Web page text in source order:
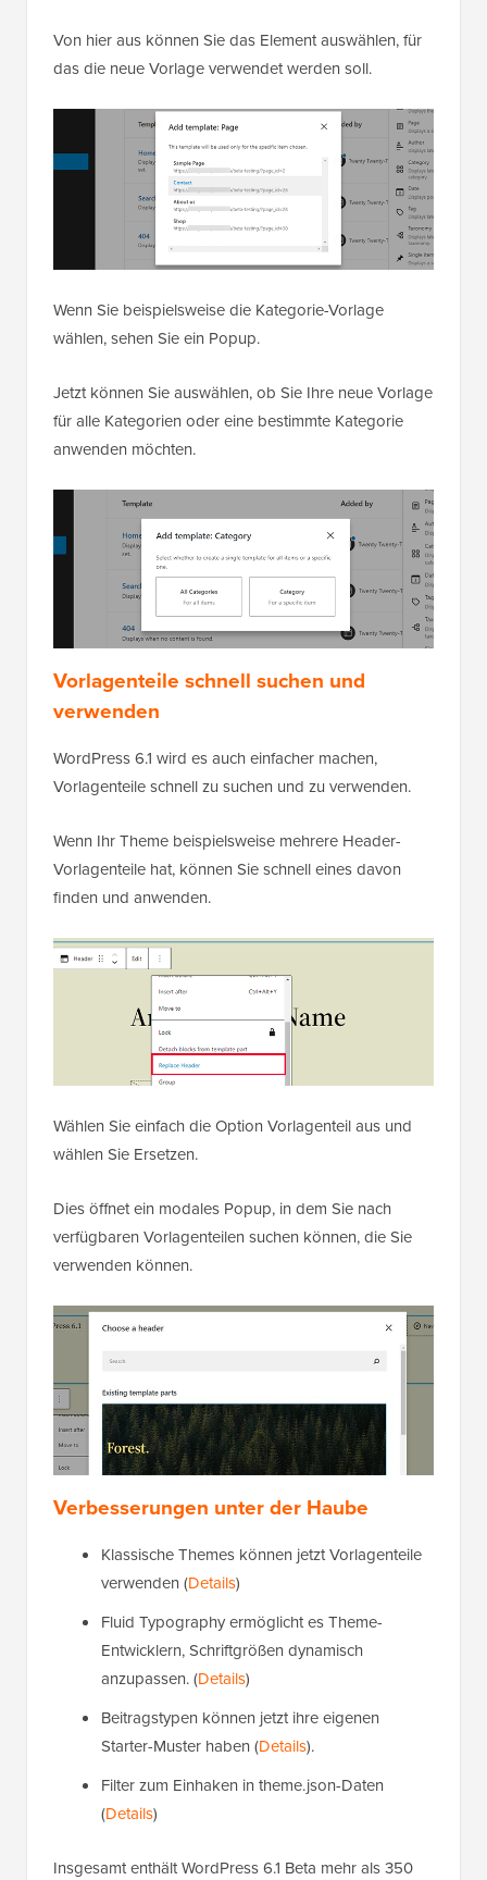
Von hier aus können Sie das Element auswählen, für
das die neue Vorlage verwendet werden soll.
Wenn Sie beispielsweise die Kategorie-Vorlage
wählen, sehen Sie ein Popup.
Jetzt können Sie auswählen, ob Sie Ihre neue Vorlage
für alle Kategorien oder eine bestimmte Kategorie
anwenden möchten.
Vorlagenteile schnell suchen und
verwenden
WordPress 6.1 wird es auch einfacher machen,
Vorlagenteile schnell zu suchen und zu verwenden.
Wenn Ihr Theme beispielsweise mehrere Header-
Vorlagenteile hat, können Sie schnell eines davon
finden und anwenden.
Wählen Sie einfach die Option Vorlagenteil aus und
wählen Sie Ersetzen.
Dies öffnet ein modales Popup, in dem Sie nach
verfügbaren Vorlagenteilen suchen können, die Sie
verwenden können.
Verbesserungen unter der Haube
Klassische Themes können jetzt Vorlagenteile
verwenden (Details)
Fluid Typography ermöglicht es Theme-
Entwicklern, Schriftgrößen dynamisch
anzupassen. (Details)
Beitragstypen können jetzt ihre eigenen
Starter-Muster haben (Details).
Filter zum Einhaken in theme.json-Daten
(Details)
Insgesamt enthält WordPress 6.1 Beta mehr als 350